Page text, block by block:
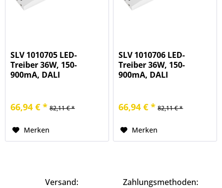
SLV 1010705 LED-
Treiber 36W, 150-
900mA, DALI
66,94 € * 82,11 € *
Merken
SLV 1010706 LED-
Treiber 36W, 150-
900mA, DALI
66,94 € * 82,11 € *
Merken
Versand: Zahlungsmethoden: